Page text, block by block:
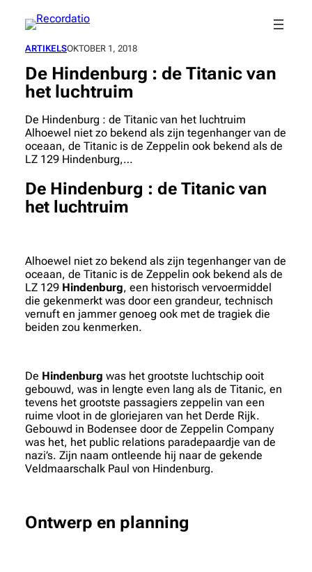
naar
inhoudARTIKELSOKTOBER 1, 2018
De Hindenburg : de Titanic van
het luchtruim
De Hindenburg : de Titanic van het luchtruim
Alhoewel niet zo bekend als zijn tegenhanger van de
oceaan, de Titanic is de Zeppelin ook bekend als de
LZ 129 Hindenburg,…
De Hindenburg : de Titanic van
het luchtruim
Alhoewel niet zo bekend als zijn tegenhanger van de
oceaan, de Titanic is de Zeppelin ook bekend als de
LZ 129 Hindenburg, een historisch vervoermiddel
die gekenmerkt was door een grandeur, technisch
vernuft en jammer genoeg ook met de tragiek die
beiden zou kenmerken.
De Hindenburg was het grootste luchtschip ooit
gebouwd, was in lengte even lang als de Titanic, en
tevens het grootste passagiers zeppelin van een
ruime vloot in de gloriejaren van het Derde Rijk.
Gebouwd in Bodensee door de Zeppelin Company
was het, het public relations paradepaardje van de
nazi’s. Zijn naam ontleende hij naar de gekende
Veldmaarschalk Paul von Hindenburg.
Ontwerp en planning